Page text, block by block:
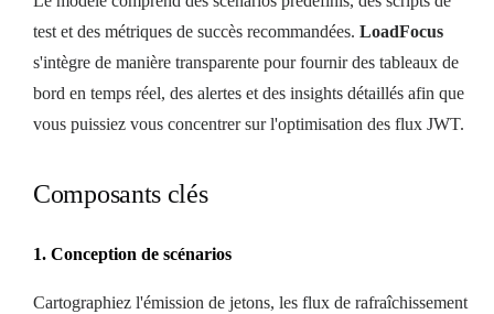
test et des métriques de succès recommandées. LoadFocus
s'intègre de manière transparente pour fournir des tableaux de
bord en temps réel, des alertes et des insights détaillés afin que
vous puissiez vous concentrer sur l'optimisation des flux JWT.
Composants clés
1. Conception de scénarios
Cartographiez l'émission de jetons, les flux de rafraîchissement